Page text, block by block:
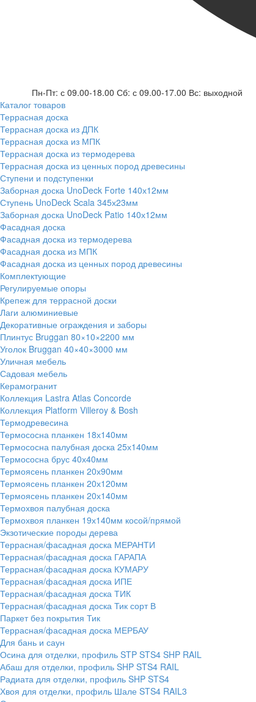
Пн-Пт: с 09.00-18.00 Сб: с 09.00-17.00 Вс: выходной
Каталог товаров
Террасная доска
Террасная доска из ДПК
Террасная доска из МПК
Террасная доска из термодерева
Террасная доска из ценных пород древесины
Ступени и подступенки
Заборная доска UnoDeck Forte 140х12мм
Ступень UnoDeck Scala 345х23мм
Заборная доска UnoDeck Patio 140х12мм
Фасадная доска
Фасадная доска из термодерева
Фасадная доска из МПК
Фасадная доска из ценных пород древесины
Комплектующие
Регулируемые опоры
Крепеж для террасной доски
Лаги алюминиевые
Декоративные ограждения и заборы
Плинтус Bruggan 80×10×2200 мм
Уголок Bruggan 40×40×3000 мм
Уличная мебель
Садовая мебель
Керамогранит
Коллекция Lastra Atlas Concorde
Коллекция Platform Villeroy & Bosh
Термодревесина
Термососна планкен 18х140мм
Термососна палубная доска 25х140мм
Термососна брус 40х40мм
Термоясень планкен 20х90мм
Термоясень планкен 20х120мм
Термоясень планкен 20х140мм
Термохвоя палубная доска
Термохвоя планкен 19х140мм косой/прямой
Экзотические породы дерева
Террасная/фасадная доска МЕРАНТИ
Террасная/фасадная доска ГАРАПА
Террасная/фасадная доска КУМАРУ
Террасная/фасадная доска ИПЕ
Террасная/фасадная доска ТИК
Террасная/фасадная доска Тик сорт В
Паркет без покрытия Тик
Террасная/фасадная доска МЕРБАУ
Для бань и саун
Осина для отделки, профиль STP STS4 SHP RAIL
Абаш для отделки, профиль SHP STS4 RAIL
Радиата для отделки, профиль SHP STS4
Хвоя для отделки, профиль Шале STS4 RAIL3